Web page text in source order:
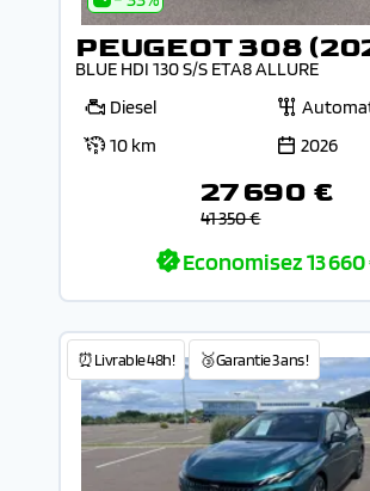
PEUGEOT 308
BLUE HDI 130 S/S ETA8 ALLURE
Diesel
10 km
2026
27 690 €
41 350 €
Economisez13
⏰Livrable 48h! 🥉Garantie 3 ans !